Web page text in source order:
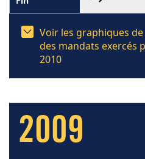
Voir les graphiques
des mandats exercés
2010
2009